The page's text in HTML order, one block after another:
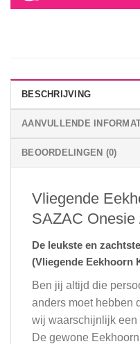
BESCHRIJVING
AANVULLENDE
BEOORDELINGEN (0)
Vliegende
SAZAC Onesie
De leukste en
(Vliegende Eekhoorn
Ben jij altijd die
anders moet hebben
wij waarschijnlijk een
De gewone